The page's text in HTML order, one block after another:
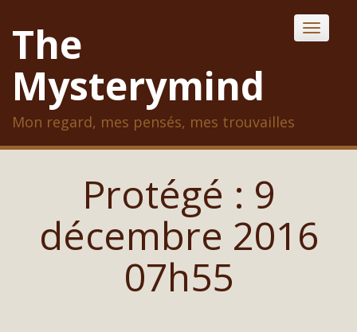
to
content
The
Mysterymind
Mon regard, mes pensés, mes trouvailles
Protégé : 9
décembre 2016
07h55